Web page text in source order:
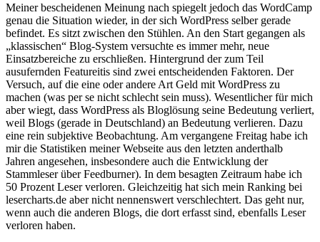
Meiner bescheidenen Meinung nach spiegelt jedoch das WordCamp
genau die Situation wieder, in der sich WordPress selber gerade
befindet. Es sitzt zwischen den Stühlen. An den Start gegangen als
„klassischen“ Blog-System versuchte es immer mehr, neue
Einsatzbereiche zu erschließen. Hintergrund der zum Teil
ausufernden Featureitis sind zwei entscheidenden Faktoren. Der
Versuch, auf die eine oder andere Art Geld mit WordPress zu
machen (was per se nicht schlecht sein muss). Wesentlicher für mich
aber wiegt, dass WordPress als Bloglösung seine Bedeutung verliert,
weil Blogs (gerade in Deutschland) an Bedeutung verlieren. Dazu
eine rein subjektive Beobachtung. Am vergangene Freitag habe ich
mir die Statistiken meiner Webseite aus den letzten anderthalb
Jahren angesehen, insbesondere auch die Entwicklung der
Stammleser über Feedburner). In dem besagten Zeitraum habe ich
50 Prozent Leser verloren. Gleichzeitig hat sich mein Ranking bei
lesercharts.de aber nicht nennenswert verschlechtert. Das geht nur,
wenn auch die anderen Blogs, die dort erfasst sind, ebenfalls Leser
verloren haben.